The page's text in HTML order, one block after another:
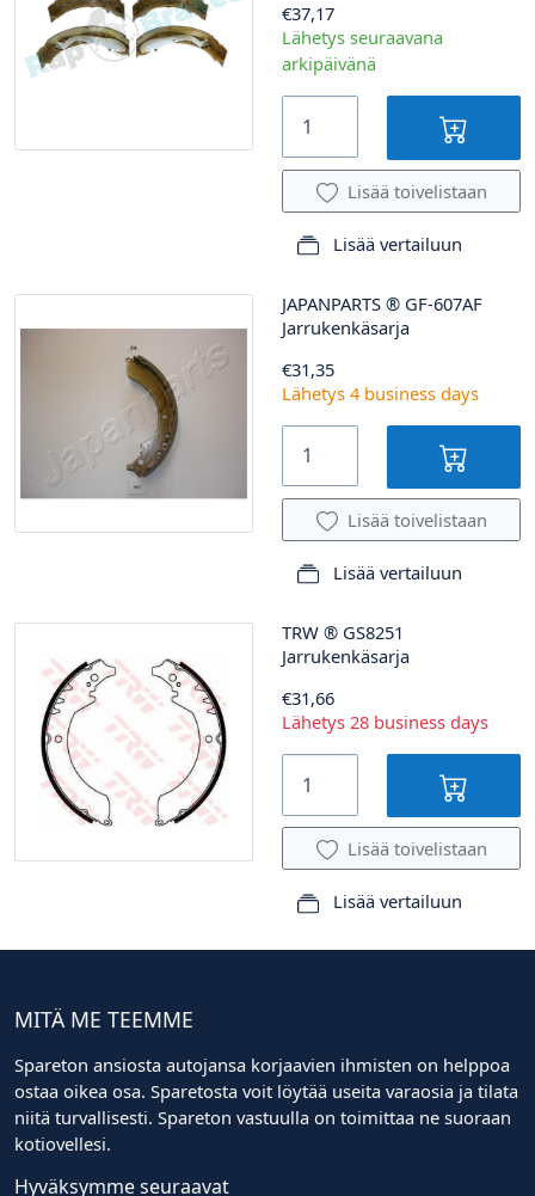
€37,17
Lähetys seuraavana
arkipäivänä
Lisää toivelistaan
Lisää vertailuun
JAPANPARTS ® GF-607AF
Jarrukenkäsarja
€31,35
Lähetys 4 business days
Lisää toivelistaan
Lisää vertailuun
TRW ® GS8251
Jarrukenkäsarja
€31,66
Lähetys 28 business days
Lisää toivelistaan
Lisää vertailuun
MITÄ ME TEEMME
Spareton ansiosta autojansa korjaavien ihmisten on helppoa
ostaa oikea osa. Sparetosta voit löytää useita varaosia ja tilata
niitä turvallisesti. Spareton vastuulla on toimittaa ne suoraan
kotiovellesi.
Hyväksymme seuraavat